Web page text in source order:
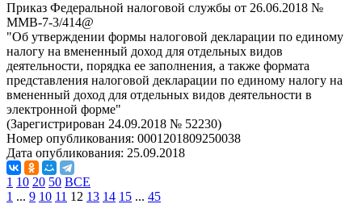
Приказ Федеральной налоговой службы от 26.06.2018 №
ММВ-7-3/414@
"Об утверждении формы налоговой декларации по единому
налогу на вмененный доход для отдельных видов
деятельности, порядка ее заполнения, а также формата
представления налоговой декларации по единому налогу на
вмененный доход для отдельных видов деятельности в
электронной форме"
(Зарегистрирован 24.09.2018 № 52230)
Номер опубликования: 0001201809250038
Дата опубликования: 25.09.2018
1 10 20 50 ВСЕ
1 ... 9 10 11 12 13 14 15 ... 45